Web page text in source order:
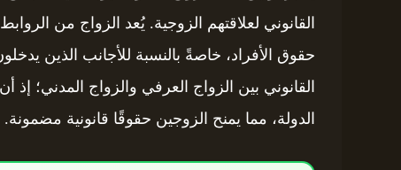
القانوني لعلاقتهم الزوجية. يُعد الزواج من
حقوق الأفراد، خاصةً بالنسبة للأجانب الذين
القانوني بين الزواج العرفي والزواج المدني؛
الدولة، مما يمنح الزوجين حقوقًا قانونية مضمونة.